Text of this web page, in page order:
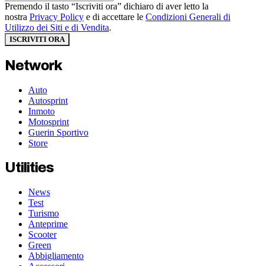
Premendo il tasto “Iscriviti ora” dichiaro di aver letto la
nostra Privacy Policy e di accettare le Condizioni Generali di
Utilizzo dei Siti e di Vendita.
ISCRIVITI ORA
Network
Auto
Autosprint
Inmoto
Motosprint
Guerin Sportivo
Store
Utilities
News
Test
Turismo
Anteprime
Scooter
Green
Abbigliamento